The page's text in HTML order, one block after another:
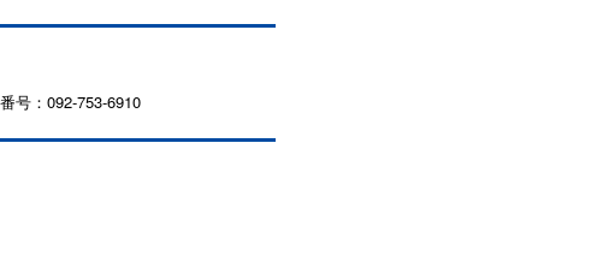
号：092-753-6910